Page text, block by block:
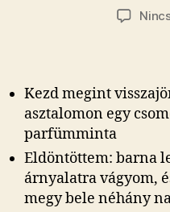
szerzője
Kezd megint
asztalomon egy
parfümminta
Eldöntöttem: barna
árnyalatra vágyom,
megy bele néhány